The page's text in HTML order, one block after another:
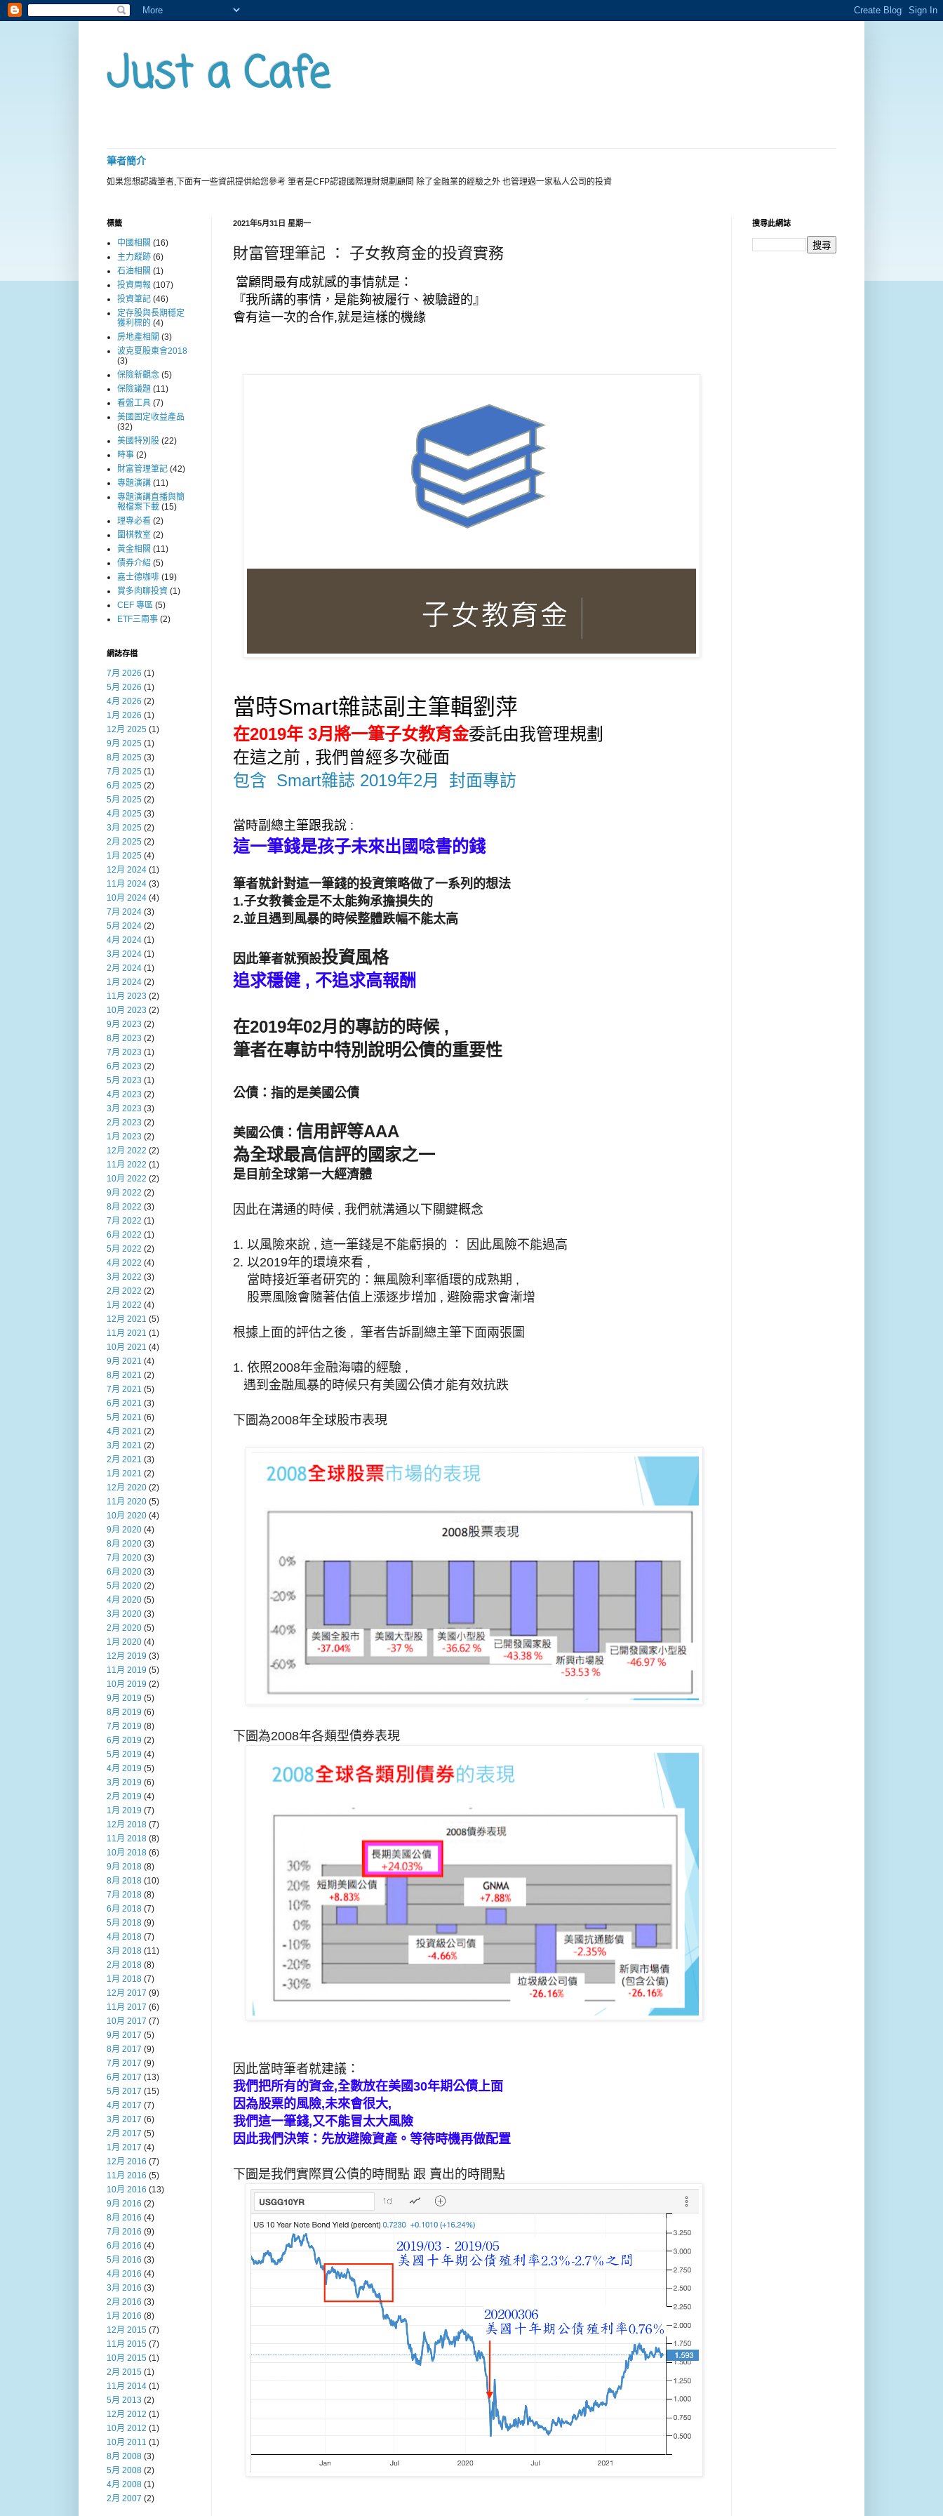
Just a Cafe
筆者簡介
如果您想認識筆者,下面有一些資訊提供給您參考 筆者是CFP認證國際理財規劃顧問 除了金融業的經驗之外 也管理過一家私人公司的投資
2021年5月31日 星期一
財富管理筆記 ： 子女教育金的投資實務
當顧問最有成就感的事情就是：
『我所講的事情，是能夠被履行、被驗證的』
會有這一次的合作,就是這樣的機緣
當時Smart雜誌副主筆輯劉萍
在2019年 3月 將一筆子女教育金委託由我管理規劃
在這之前 , 我們曾經多次碰面
包含  Smart雜誌 2019年2月  封面專訪
當時副總主筆跟我說 :
這一筆錢是孩子未來出國唸書的錢
筆者就針對這一筆錢的投資策略做了一系列的想法
1.子女教養金是不太能夠承擔損失的
2.並且遇到風暴的時候整體跌幅不能太高
因此筆者就預設投資風格
追求穩健 , 不追求高報酬
在2019年02月的專訪的時候 ,
筆者在專訪中特別說明公債的重要性
公債：指的是美國公債
美國公債： 信用評等AAA
為全球最高信評的國家之一
是目前全球第一大經濟體
因此在溝通的時候 , 我們就溝通以下關鍵概念
1. 以風險來說 , 這一筆錢是不能虧損的 ： 因此風險不能過高
2. 以2019年的環境來看 ,
    當時接近筆者研究的：無風險利率循環的成熟期 ,
    股票風險會隨著估值上漲逐步增加 , 避險需求會漸增
根據上面的評估之後 ,  筆者告訴副總主筆下面兩張圖
1. 依照2008年金融海嘯的經驗 ,
   遇到金融風暴的時候只有美國公債才能有效抗跌
下圖為2008年全球股市表現
下圖為2008年各類型債券表現
因此當時筆者就建議：
我們把所有的資金,全數放在美國30年期公債上面
因為股票的風險,未來會很大,
我們這一筆錢,又不能冒太大風險
因此我們決策：先放避險資產。等待時機再做配置
下圖是我們實際買公債的時間點 跟 賣出的時間點
標籤
中國相關 (16)
主力蹤跡 (6)
石油相關 (1)
投資周報 (107)
投資筆記 (46)
定存股與長期穩定
獲利標的 (4)
房地產相關 (3)
波克夏股東會2018
(3)
保險新觀念 (5)
保險議題 (11)
看盤工具 (7)
美國固定收益產品
(32)
美國特別股 (22)
時事 (2)
財富管理筆記 (42)
專題演講 (11)
專題演講直播與簡
報檔案下載 (15)
理專必看 (2)
圍棋教室 (2)
黃金相關 (11)
債券介紹 (5)
嘉士德咖啡 (19)
賞多肉聊投資 (1)
CEF 專區 (5)
ETF三兩事 (2)
網誌存檔
7月 2026 (1)
5月 2026 (1)
4月 2026 (2)
1月 2026 (1)
12月 2025 (1)
9月 2025 (1)
8月 2025 (3)
7月 2025 (1)
6月 2025 (2)
5月 2025 (2)
4月 2025 (3)
3月 2025 (2)
2月 2025 (2)
1月 2025 (4)
12月 2024 (1)
11月 2024 (3)
10月 2024 (4)
7月 2024 (3)
5月 2024 (2)
4月 2024 (1)
3月 2024 (1)
2月 2024 (1)
1月 2024 (2)
11月 2023 (2)
10月 2023 (2)
9月 2023 (2)
8月 2023 (2)
7月 2023 (1)
6月 2023 (2)
5月 2023 (1)
4月 2023 (2)
3月 2023 (3)
2月 2023 (2)
1月 2023 (2)
12月 2022 (2)
11月 2022 (1)
10月 2022 (2)
9月 2022 (2)
8月 2022 (3)
7月 2022 (1)
6月 2022 (1)
5月 2022 (2)
4月 2022 (4)
3月 2022 (3)
2月 2022 (2)
1月 2022 (4)
12月 2021 (5)
11月 2021 (1)
10月 2021 (4)
9月 2021 (4)
8月 2021 (2)
7月 2021 (5)
6月 2021 (3)
5月 2021 (6)
4月 2021 (2)
3月 2021 (2)
2月 2021 (3)
1月 2021 (2)
12月 2020 (2)
11月 2020 (5)
10月 2020 (4)
9月 2020 (4)
8月 2020 (3)
7月 2020 (3)
6月 2020 (3)
5月 2020 (2)
4月 2020 (5)
3月 2020 (3)
2月 2020 (5)
1月 2020 (4)
12月 2019 (3)
11月 2019 (5)
10月 2019 (2)
9月 2019 (5)
8月 2019 (6)
7月 2019 (8)
6月 2019 (2)
5月 2019 (4)
4月 2019 (5)
3月 2019 (6)
2月 2019 (4)
1月 2019 (7)
12月 2018 (7)
11月 2018 (8)
10月 2018 (6)
9月 2018 (8)
8月 2018 (10)
7月 2018 (8)
6月 2018 (7)
5月 2018 (9)
4月 2018 (7)
3月 2018 (11)
2月 2018 (8)
1月 2018 (7)
12月 2017 (9)
11月 2017 (6)
10月 2017 (7)
9月 2017 (5)
8月 2017 (9)
7月 2017 (9)
6月 2017 (13)
5月 2017 (15)
4月 2017 (7)
3月 2017 (6)
2月 2017 (5)
1月 2017 (4)
12月 2016 (7)
11月 2016 (5)
10月 2016 (13)
9月 2016 (2)
8月 2016 (4)
7月 2016 (9)
6月 2016 (4)
5月 2016 (3)
4月 2016 (4)
3月 2016 (3)
2月 2016 (3)
1月 2016 (8)
12月 2015 (7)
11月 2015 (7)
10月 2015 (1)
2月 2015 (1)
11月 2014 (1)
5月 2013 (2)
12月 2012 (1)
10月 2012 (1)
10月 2011 (1)
8月 2008 (3)
5月 2008 (2)
4月 2008 (1)
2月 2007 (2)
搜尋此網誌